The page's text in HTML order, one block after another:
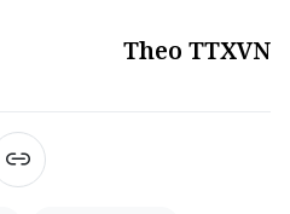
Theo TTXVN